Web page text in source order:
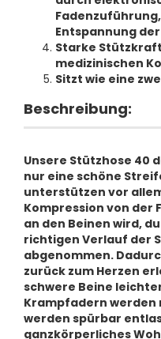
Entspannung
Starke
medizinischen
Sitzt wie eine
Beschreibung:
Unsere Stützhose 40
nur eine schöne
unterstützen vor
Kompression von der
an den Beinen wird,
richtigen Verlauf der
abgenommen.
zurück zum Herzen
schwere Beine
Krampfadern werden
werden spürbar
ganzkörperliches